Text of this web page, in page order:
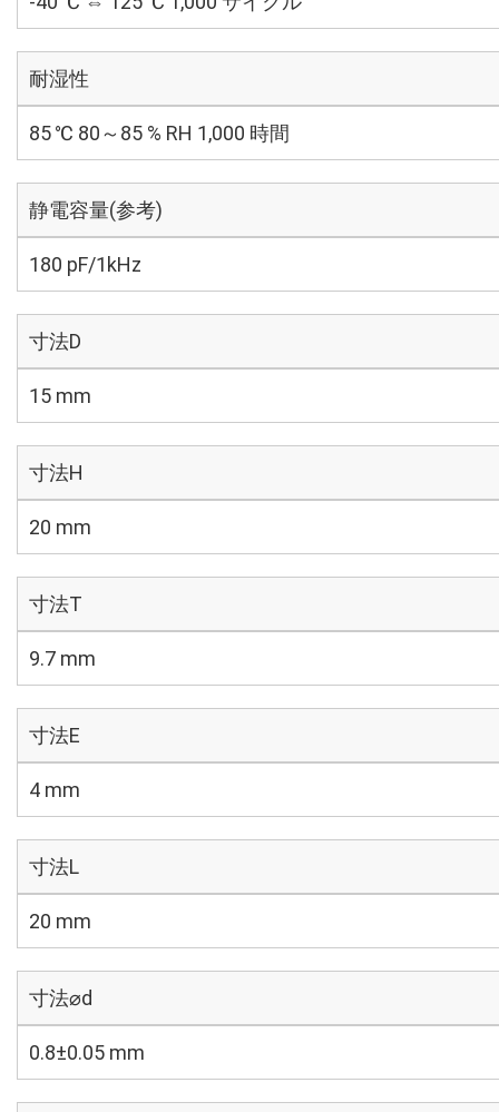
耐湿性
85 ℃ 80～85 % RH 1,000 時間
静電容量(参考)
180 pF/1kHz
寸法D
15 mm
寸法H
20 mm
寸法T
9.7 mm
寸法E
4 mm
寸法L
20 mm
寸法⌀d
0.8±0.05 mm